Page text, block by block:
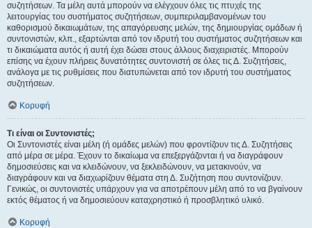
συζητήσεων. Τα μέλη αυτά μπορούν να ελέγχουν όλες τις πτυχές της
λειτουργίας του συστήματος συζητήσεων, συμπεριλαμβανομένων του
καθορισμού δικαιωμάτων, της απαγόρευσης μελών, της δημιουργίας ομάδων ή
συντονιστών, κλπ., εξαρτώνται από τον ιδρυτή του συστήματος συζητήσεων και
τι δικαιώματα αυτός ή αυτή έχει δώσει στους άλλους διαχειριστές. Μπορούν
επίσης να έχουν πλήρεις δυνατότητες συντονιστή σε όλες τις Δ. Συζητήσεις,
ανάλογα με τις ρυθμίσεις που διατυπώνεται από τον ιδρυτή του συστήματος
συζητήσεων.
Κορυφή
Τι είναι οι Συντονιστές;
Οι Συντονιστές είναι μέλη (ή ομάδες μελών) που φροντίζουν τις Δ. Συζητήσεις
από μέρα σε μέρα. Έχουν το δικαίωμα να επεξεργάζονται ή να διαγράφουν
δημοσιεύσεις και να κλειδώνουν, να ξεκλειδώνουν, να μετακινούν, να
διαγράφουν και να διαχωρίζουν θέματα στη Δ. Συζήτηση που συντονίζουν.
Γενικώς, οι συντονιστές υπάρχουν για να αποτρέπουν μέλη από το να βγαίνουν
εκτός θέματος ή να δημοσιεύουν καταχρηστικό ή προσβλητικό υλικό.
Κορυφή